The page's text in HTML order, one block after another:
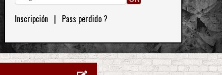
Inscripción | Pass perdido ?